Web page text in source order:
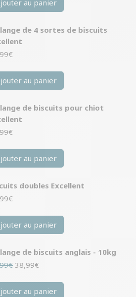
au panier
de 4 sortes de biscuits
€
au panier
de biscuits pour chiot
€
au panier
doubles Excellent
€
au panier
de biscuits anglais - 10kg
€ Le
initial
était :
38,99€
actuel
est :
au panier